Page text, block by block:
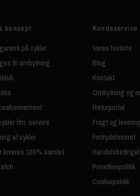
koncept
på cykler
fri ombytning
ifm. service
af cykler
leveres 100% samlet
Kundeservice
Vores historie
Blog
Kontakt
Ombytning og
Returportal
Fragt og
Fortrydelsesret
Privatlivspolitik
Cookiepolitik